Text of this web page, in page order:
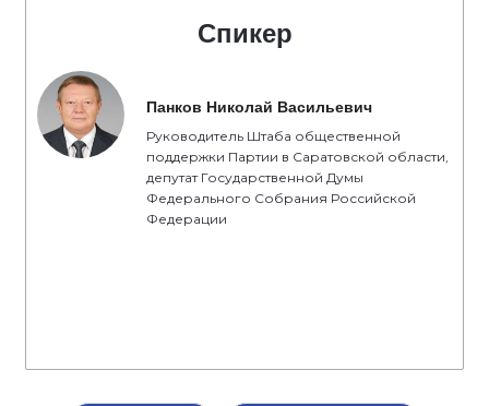
Спикер
Панков Николай Васильевич
Руководитель Штаба общественной
поддержки Партии в Саратовской области,
депутат Государственной Думы
Федерального Собрания Российской
Федерации